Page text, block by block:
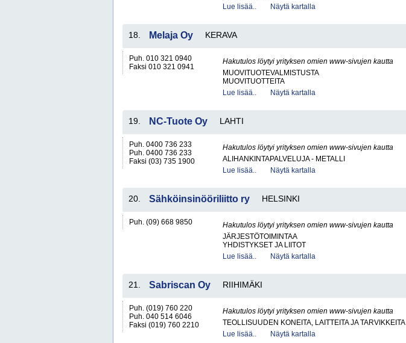
Lue lisää..
Näytä kartalla
18. Melaja Oy KERAVA
Puh. 010 321 0940
Faksi 010 321 0941
Hakutulos löytyi yrityksen omien www-sivujen kautta
MUOVITUOTEVALMISTUSTA
MUOVITUOTTEITA
Lue lisää..
Näytä kartalla
19. NC-Tuote Oy LAHTI
Puh. 0400 736 233
Puh. 0400 736 233
Faksi (03) 735 1900
Hakutulos löytyi yrityksen omien www-sivujen kautta
ALIHANKINTAPALVELUJA - METALLI
Lue lisää..
Näytä kartalla
20. Sähköinsinööriliitto ry HELSINKI
Puh. (09) 668 9850
Hakutulos löytyi yrityksen omien www-sivujen kautta
JÄRJESTÖTOIMINTAA
YHDISTYKSET JA LIITOT
Lue lisää..
Näytä kartalla
21. Sabriscan Oy RIIHIMÄKI
Puh. (019) 760 220
Puh. 040 514 6046
Faksi (019) 760 2210
Hakutulos löytyi yrityksen omien www-sivujen kautta
TEOLLISUUDEN KONEITA, LAITTEITA JA TARVIKKEITA
Lue lisää..
Näytä kartalla